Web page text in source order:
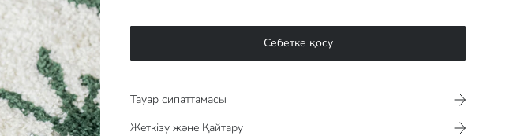
Себетке қосу
Тауар сипаттамасы​​​​​
Жеткізу және Қайтару